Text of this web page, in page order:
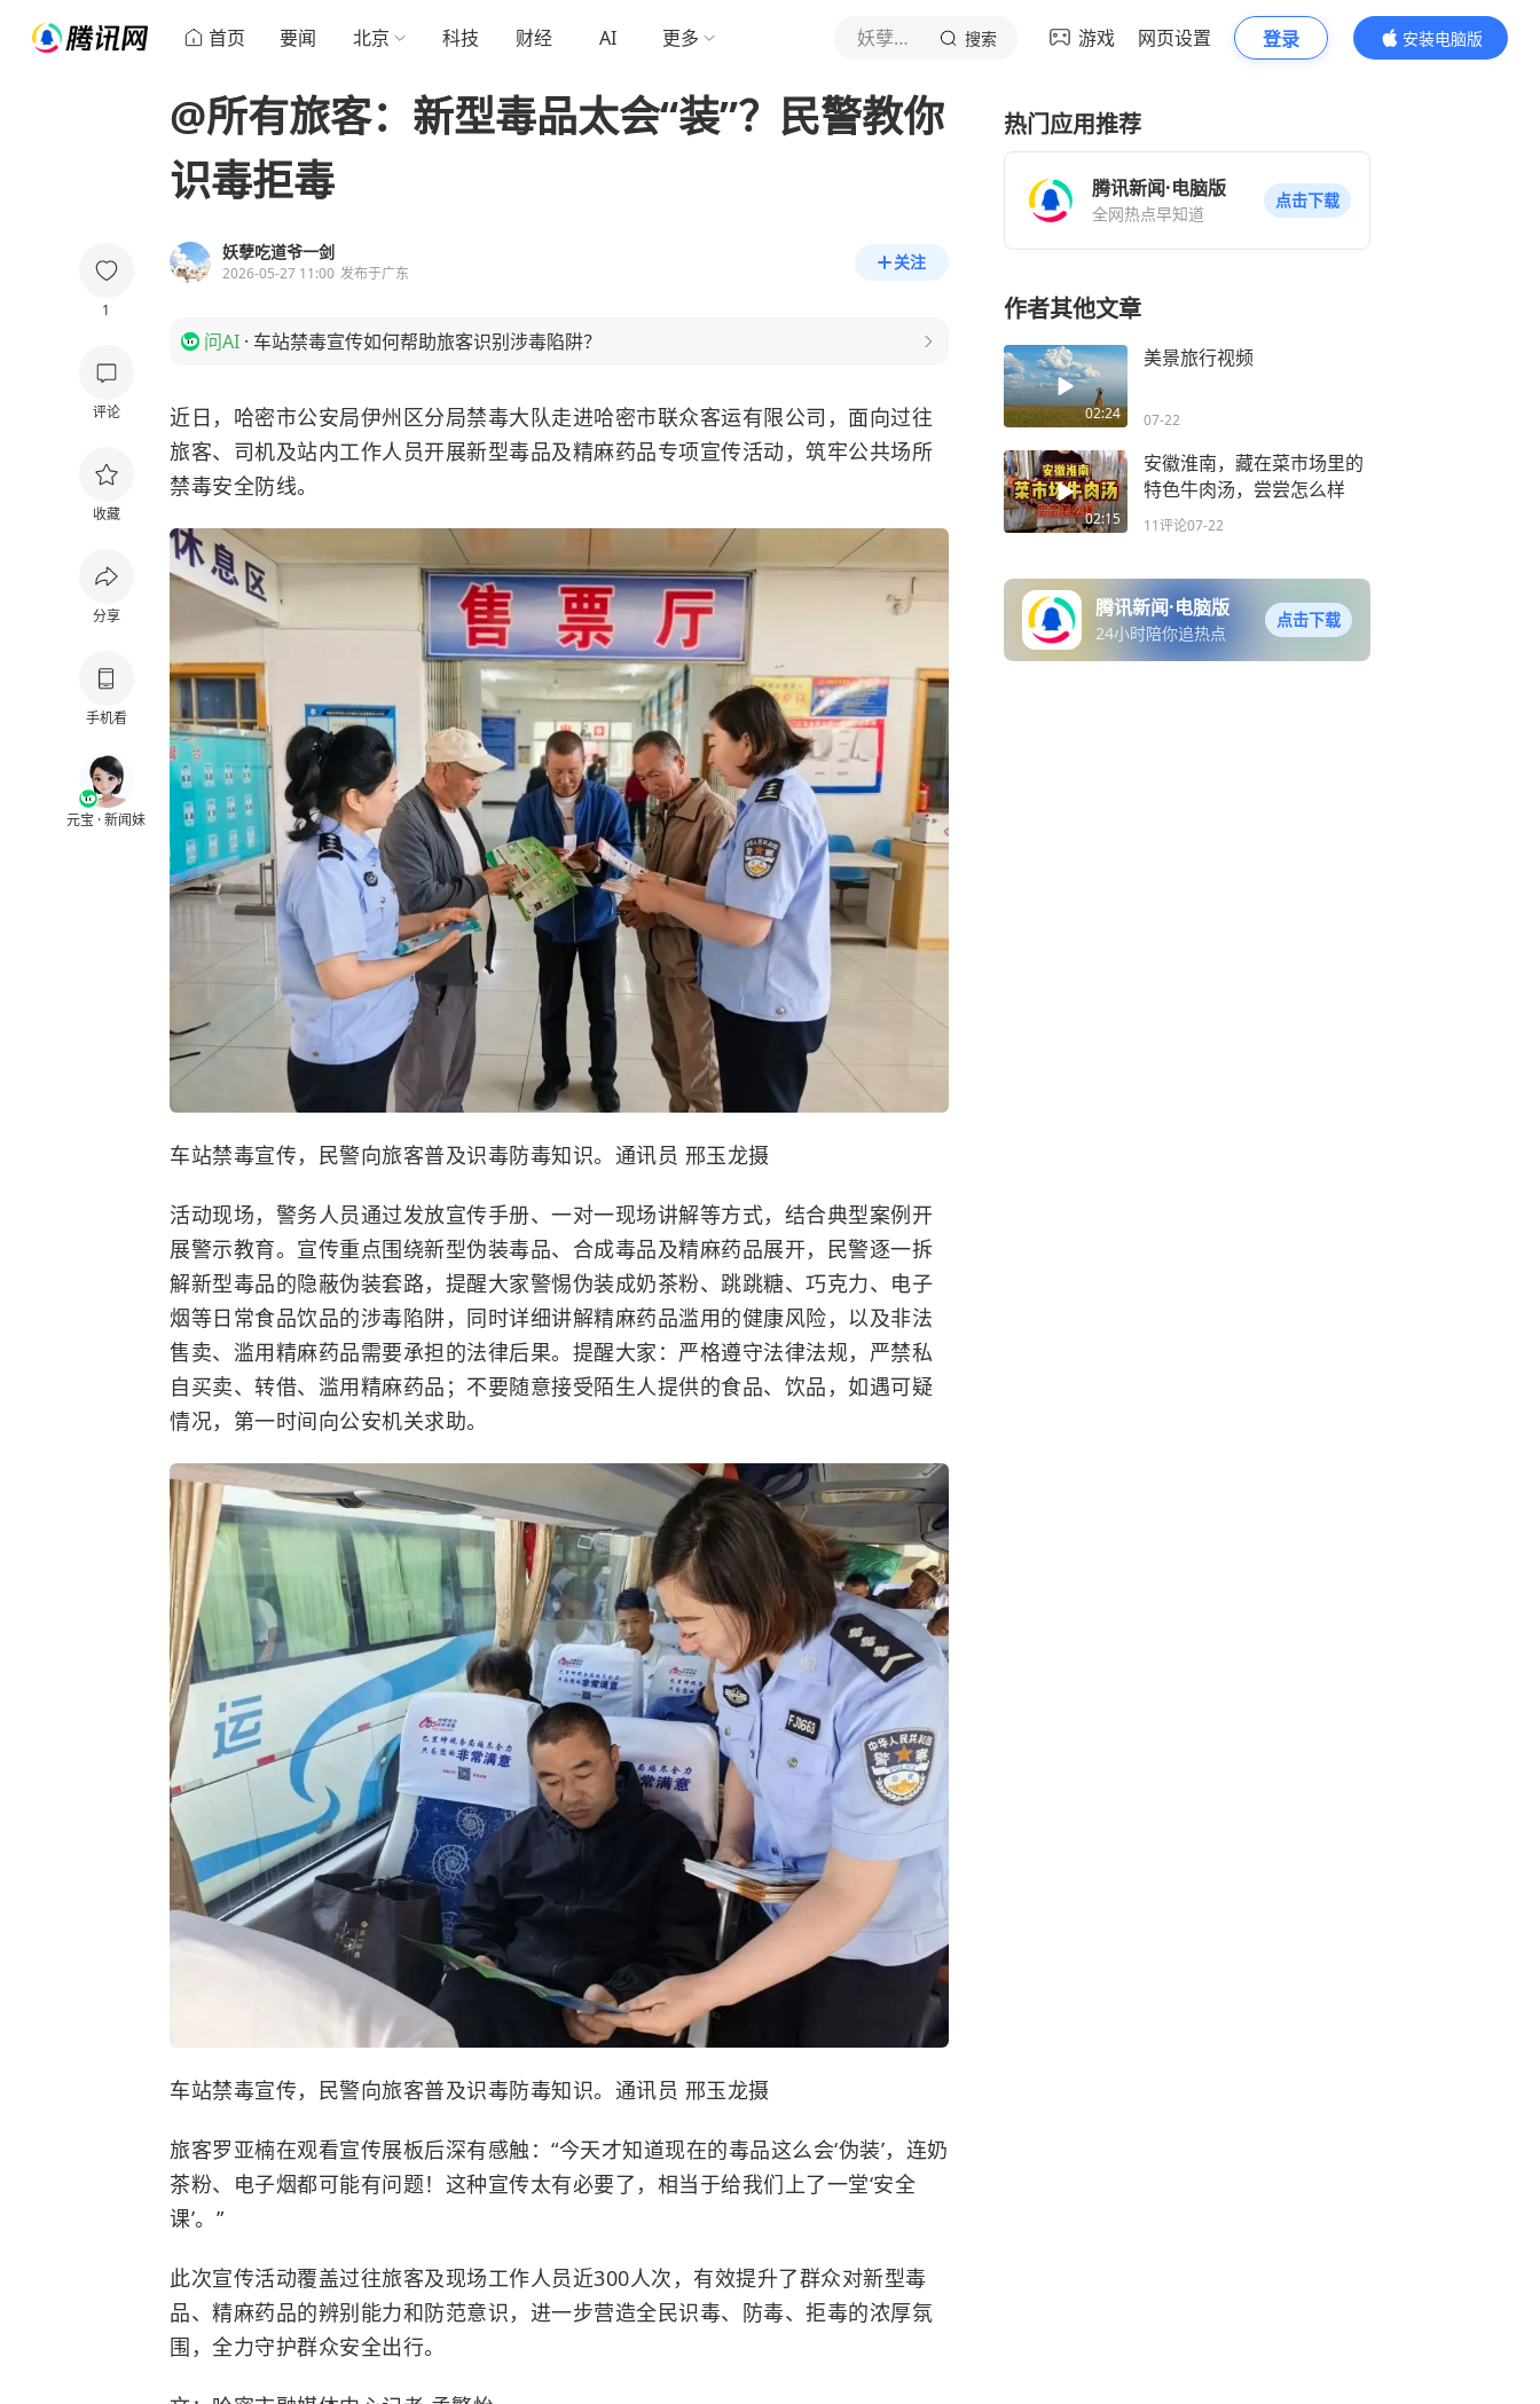
首页 要闻 北京 科技 财经 AI 更多 妖孽吃道爷一剑 搜索 游戏 网页设置 登录
安装电脑版
内容更精彩
1
评论
收藏
分享
手机看
元宝 · 新闻妹
@所有旅客：新型毒品太会“装”？民警教你
识毒拒毒
妖孽吃道爷一剑
2026-05-27 11:00 发布于广东
关注
问AI · 车站禁毒宣传如何帮助旅客识别涉毒陷阱？
近日，哈密市公安局伊州区分局禁毒大队走进哈密市联众客运有限公司，面向过往
旅客、司机及站内工作人员开展新型毒品及精麻药品专项宣传活动，筑牢公共场所
禁毒安全防线。
车站禁毒宣传，民警向旅客普及识毒防毒知识。通讯员 邢玉龙摄
活动现场，警务人员通过发放宣传手册、一对一现场讲解等方式，结合典型案例开
展警示教育。宣传重点围绕新型伪装毒品、合成毒品及精麻药品展开，民警逐一拆
解新型毒品的隐蔽伪装套路，提醒大家警惕伪装成奶茶粉、跳跳糖、巧克力、电子
烟等日常食品饮品的涉毒陷阱，同时详细讲解精麻药品滥用的健康风险，以及非法
售卖、滥用精麻药品需要承担的法律后果。提醒大家：严格遵守法律法规，严禁私
自买卖、转借、滥用精麻药品；不要随意接受陌生人提供的食品、饮品，如遇可疑
情况，第一时间向公安机关求助。
车站禁毒宣传，民警向旅客普及识毒防毒知识。通讯员 邢玉龙摄
旅客罗亚楠在观看宣传展板后深有感触：“今天才知道现在的毒品这么会‘伪装’，连奶
茶粉、电子烟都可能有问题！这种宣传太有必要了，相当于给我们上了一堂‘安全
课’。”
此次宣传活动覆盖过往旅客及现场工作人员近300人次，有效提升了群众对新型毒
品、精麻药品的辨别能力和防范意识，进一步营造全民识毒、防毒、拒毒的浓厚氛
围，全力守护群众安全出行。
热门应用推荐
腾讯新闻·电脑版
全网热点早知道
点击下载
作者其他文章
02:24
美景旅行视频
07-22
02:15
安徽淮南，藏在菜市场里的
特色牛肉汤，尝尝怎么样
11评论07-22
腾讯新闻·电脑版
24小时陪你追热点
点击下载